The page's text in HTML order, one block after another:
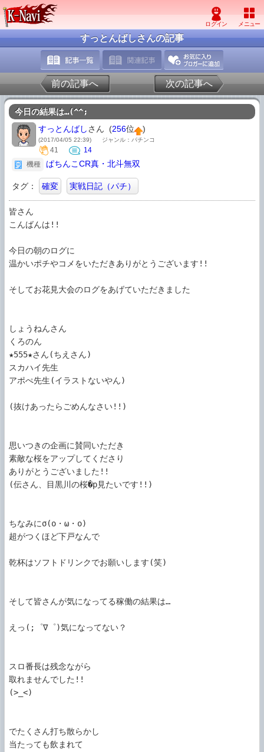
すっとんばしさんの記事
前の記事へ 次の記事へ
今日の結果は…(^^;
すっとんばしさん (256位 )
(2017/04/05 22:39) ジャンル：パチンコ
41
14
機種
ぱちんこCR真・北斗無双
タグ： 確変 実戦日記（パチ）
皆さん
こんばんは!!
今日の朝のログに
温かいポチやコメをいただきありがとうございます!!
そしてお花見大会のログをあげていただきました
しょうねんさん
くろのん
★555★さん(ちえさん)
スカハイ先生
アポぺ先生(イラストないやん)
(抜けあったらごめんなさい!!)
思いつきの企画に賛同いただき
素敵な桜をアップしてくださり
ありがとうございました!!
(伝さん、目黒川の桜�p見たいです!!)
ちなみにσ(o・ω・o)
超がつくほど下戸なんで
乾杯はソフトドリンクでお願いします(笑)
そして皆さんが気になってる稼働の結果は…
えっ(;゜∇゜)気になってない？
スロ番長は残念ながら
取れませんでした!!
(>_<)
でたくさん打ち散らかし
当たっても飲まれて